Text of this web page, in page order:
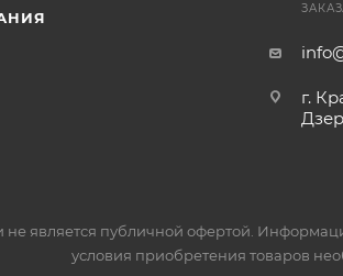
г.
является публичной офертой.
условия приобретения товаров